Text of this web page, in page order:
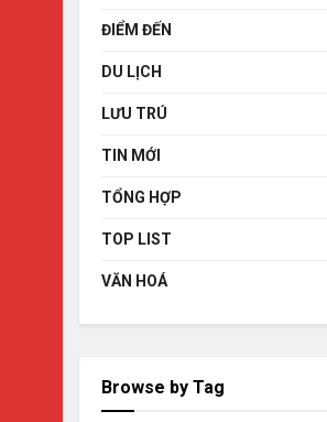
ĐIỂM ĐẾN
DU LỊCH
LƯU TRÚ
TIN MỚI
TỔNG HỢP
TOP LIST
VĂN HOÁ
Browse by Tag